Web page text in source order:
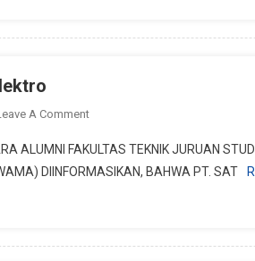
A CommentOn
Telnik
Elektro
ALUMNI FAKULTAS TEKNIK JURUAN
DIINFORMASIKAN, BAHWA PT. SAT